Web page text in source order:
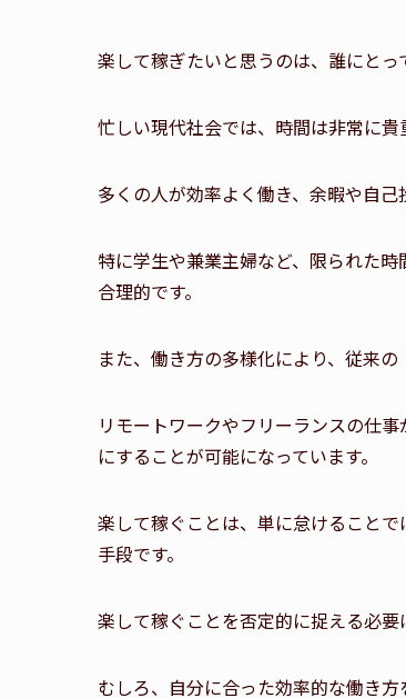
楽して稼ぎたいと思うのは、誰にとっ
忙しい現代社会では、時間は非常に貴
多くの人が効率よく働き、余暇や自己
特に学生や兼業主婦など、限られた
合理的です。
また、働き方の多様化により、従来
リモートワークやフリーランスの仕
にすることが可能になっています。
楽して稼ぐことは、単に怠けること
手段です。
楽して稼ぐことを否定的に捉える必要
むしろ、自分に合った効率的な働き方